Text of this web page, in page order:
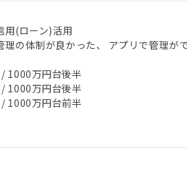
用(ローン)活用
理の体制が良かった、 アプリで管理が
1000万円台後半
1000万円台後半
1000万円台前半